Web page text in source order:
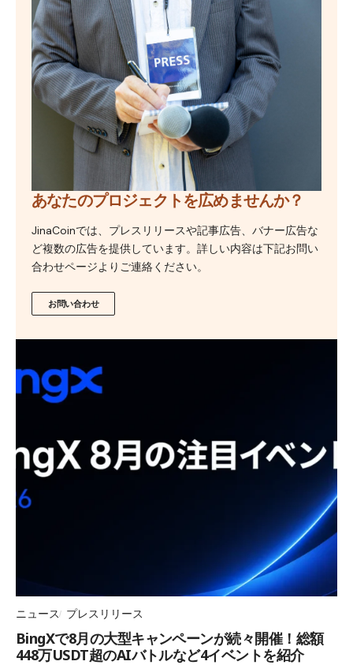
あなたのプロジェクトを広めませんか？
JinaCoinでは、プレスリリースや記事広告、バナー広告な
ど複数の広告を提供しています。詳しい内容は下記お問い
合わせページよりご連絡ください。
お問い合わせ
ニュース プレスリリース
BingXで8月の大型キャンペーンが続々開催！総額
448万USDT超のAIバトルなど4イベントを紹介